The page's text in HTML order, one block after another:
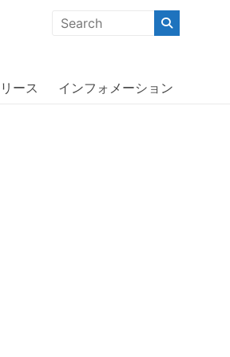
」「コストパフォーマンスの高い商
ース インフォメーション